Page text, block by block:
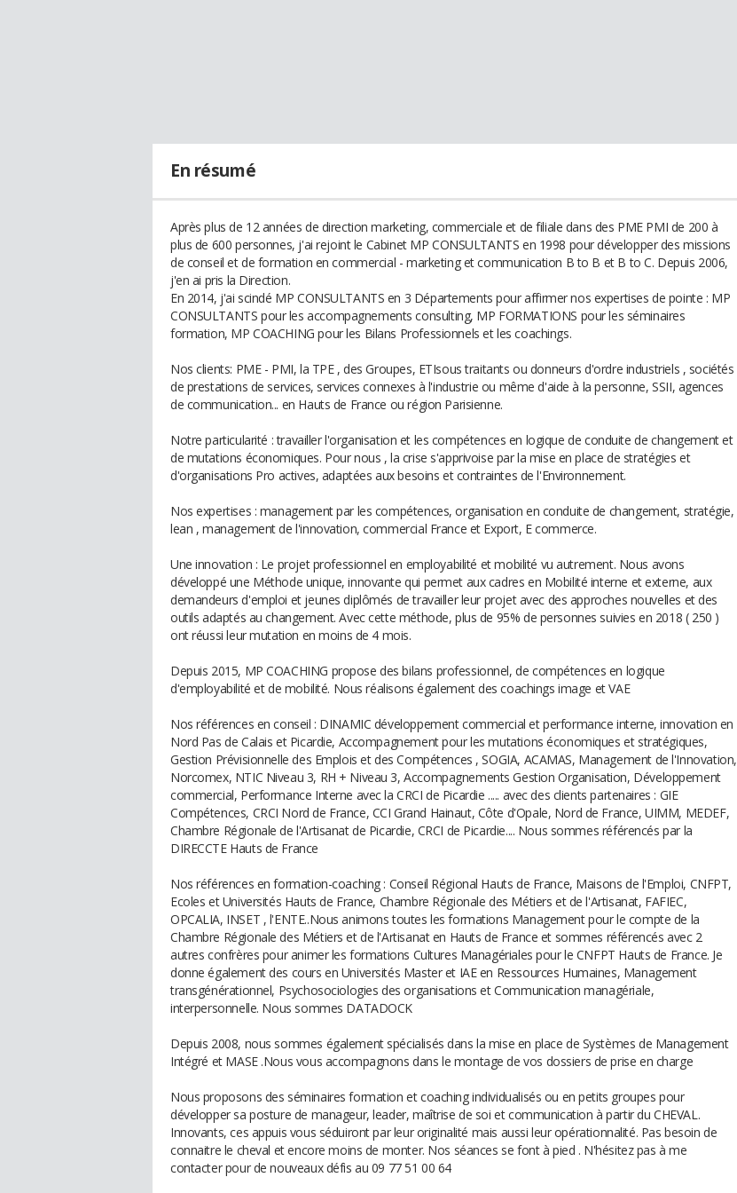
En résumé
Après plus de 12 années de direction marketing, commerciale et de filiale dans des PME PMI de 200 à
plus de 600 personnes, j'ai rejoint le Cabinet MP CONSULTANTS en 1998 pour développer des missions
de conseil et de formation en commercial - marketing et communication B to B et B to C. Depuis 2006,
j'en ai pris la Direction.
En 2014, j'ai scindé MP CONSULTANTS en 3 Départements pour affirmer nos expertises de pointe : MP
CONSULTANTS pour les accompagnements consulting, MP FORMATIONS pour les séminaires
formation, MP COACHING pour les Bilans Professionnels et les coachings.
Nos clients: PME - PMI, la TPE , des Groupes, ETIsous traitants ou donneurs d'ordre industriels , sociétés
de prestations de services, services connexes à l'industrie ou même d'aide à la personne, SSII, agences
de communication... en Hauts de France ou région Parisienne.
Notre particularité : travailler l'organisation et les compétences en logique de conduite de changement et
de mutations économiques. Pour nous , la crise s'apprivoise par la mise en place de stratégies et
d'organisations Pro actives, adaptées aux besoins et contraintes de l'Environnement.
Nos expertises : management par les compétences, organisation en conduite de changement, stratégie,
lean , management de l'innovation, commercial France et Export, E commerce.
Une innovation : Le projet professionnel en employabilité et mobilité vu autrement. Nous avons
développé une Méthode unique, innovante qui permet aux cadres en Mobilité interne et externe, aux
demandeurs d'emploi et jeunes diplômés de travailler leur projet avec des approches nouvelles et des
outils adaptés au changement. Avec cette méthode, plus de 95% de personnes suivies en 2018 ( 250 )
ont réussi leur mutation en moins de 4 mois.
Depuis 2015, MP COACHING propose des bilans professionnel, de compétences en logique
d'employabilité et de mobilité. Nous réalisons également des coachings image et VAE
Nos références en conseil : DINAMIC développement commercial et performance interne, innovation en
Nord Pas de Calais et Picardie, Accompagnement pour les mutations économiques et stratégiques,
Gestion Prévisionnelle des Emplois et des Compétences , SOGIA, ACAMAS, Management de l'Innovation,
Norcomex, NTIC Niveau 3, RH + Niveau 3, Accompagnements Gestion Organisation, Développement
commercial, Performance Interne avec la CRCI de Picardie ..... avec des clients partenaires : GIE
Compétences, CRCI Nord de France, CCI Grand Hainaut, Côte d'Opale, Nord de France, UIMM, MEDEF,
Chambre Régionale de l'Artisanat de Picardie, CRCI de Picardie.... Nous sommes référencés par la
DIRECCTE Hauts de France
Nos références en formation-coaching : Conseil Régional Hauts de France, Maisons de l'Emploi, CNFPT,
Ecoles et Universités Hauts de France, Chambre Régionale des Métiers et de l'Artisanat, FAFIEC,
OPCALIA, INSET , l'ENTE..Nous animons toutes les formations Management pour le compte de la
Chambre Régionale des Métiers et de l'Artisanat en Hauts de France et sommes référencés avec 2
autres confrères pour animer les formations Cultures Managériales pour le CNFPT Hauts de France. Je
donne également des cours en Universités Master et IAE en Ressources Humaines, Management
transgénérationnel, Psychosociologies des organisations et Communication managériale,
interpersonnelle. Nous sommes DATADOCK
Depuis 2008, nous sommes également spécialisés dans la mise en place de Systèmes de Management
Intégré et MASE .Nous vous accompagnons dans le montage de vos dossiers de prise en charge
Nous proposons des séminaires formation et coaching individualisés ou en petits groupes pour
développer sa posture de manageur, leader, maîtrise de soi et communication à partir du CHEVAL.
Innovants, ces appuis vous séduiront par leur originalité mais aussi leur opérationnalité. Pas besoin de
connaitre le cheval et encore moins de monter. Nos séances se font à pied . N'hésitez pas à me
contacter pour de nouveaux défis au 09 77 51 00 64